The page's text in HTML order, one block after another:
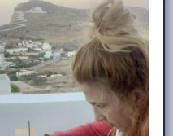
και με την
Πολιτική
από την λίστα